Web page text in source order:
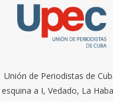
Unión de Periodistas de
a I, Vedado, La